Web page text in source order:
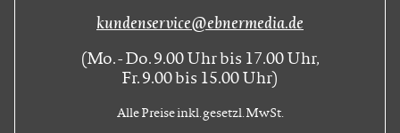
kundenservice@ebnermedia.de
(Mo. - Do. 9.00 Uhr bis 17.00 Uhr,
Fr. 9.00 bis 15.00 Uhr)
Alle Preise inkl. gesetzl. MwSt.